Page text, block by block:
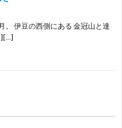
。 伊豆の西側にある 金冠山と達